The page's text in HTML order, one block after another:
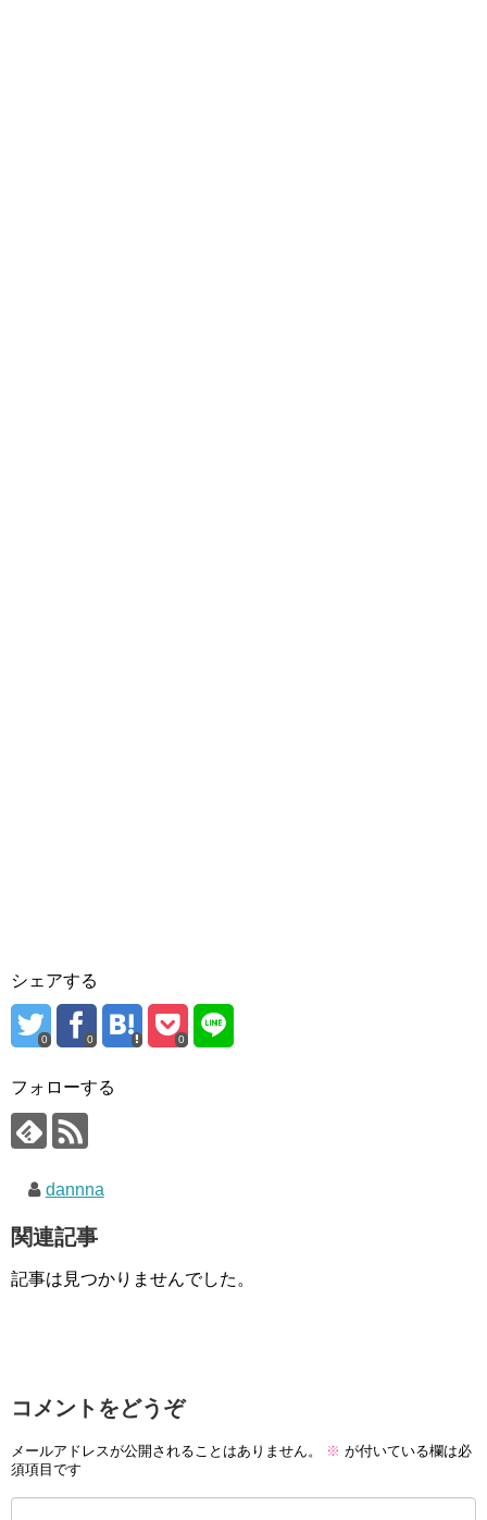
シェアする
0 0 0
フォローする
dannna
関連記事
記事は見つかりませんでした。
コメントをどうぞ
メールアドレスが公開されることはありません。 ※ が付いている欄は必
須項目です